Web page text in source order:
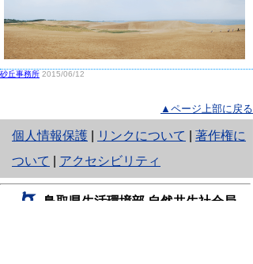
砂丘事務所 2015/06/12
▲ページ上部に戻る
個人情報保護
と
り
ネ
リンクについて
著作権に
ついて
アクセシビリティ
鳥取県生活環境部 自然共生社会局